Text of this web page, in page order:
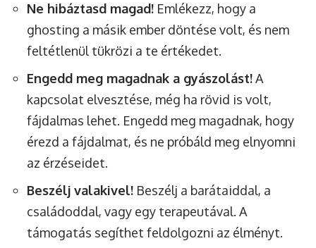
Ne hibáztasd magad! Emlékezz, hogy a
ghosting a másik ember döntése volt, és nem
feltétlenül tükrözi a te értékedet.
Engedd meg magadnak a gyászolást!A
kapcsolat elvesztése, még ha rövid is volt,
fájdalmas lehet. Engedd meg magadnak, hogy
érezd a fájdalmat, és ne próbáld meg elnyomni
az érzéseidet.
Beszélj valakivel! Beszélj a barátaiddal, a
családoddal, vagy egy terapeutával. A
támogatás segíthet feldolgozni az élményt.